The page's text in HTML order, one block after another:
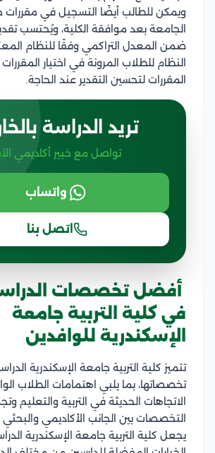
ويمكن للطالب أيضًا التسجيل في مقررات
الجامعة بعد موافقة الكلية، ويُحتسب
ضمن المعدل التراكمي وفقًا للنظام
النظام للطلاب المرونة في اختيار
المقررات لتحسين التقدير عند الحاجة.
تريد الدراسة
تواصل مع خبير أكاديمي
واتساب
اتصل بنا
أفضل تخصصات
في كلية التربية جامعة
الإسكندرية للوافدين
تتميز كلية التربية جامعة الإسكندرية
تخصصاتها، بما يلبي اهتمامات الطلاب
الاتجاهات الحديثة في التربية والتعليم
التخصصات بين الجانب الأكاديمي
يجعل كلية التربية جامعة الإسكندرية